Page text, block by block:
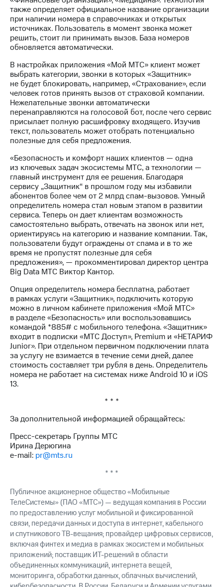
Корпоративное
управление
Корпоративный
секретарь
Раскрытие
информации
Информация
акционерам
Документы
ПАО
"МТС"
Собрания
акционеров
Личный
кабинет
акционера
Акционерный
капитал
Контроль
и
аудит
Рынок
акций
Описание
Программа
приобретения
Порядок
акций
Дивиденды
Рынок
облигаций
Описание
Еврооблигации-2023
Уведомление
о
погашении
Регистратор
Реквизиты
Контакты
развитие
этика
также определяет официальное название организации
при наличии номера в справочниках и открытых
источниках. Пользователь в момент звонка может
решить, стоит ли принимать вызов. База номеров
обновляется автоматически.
В настройках приложения «Мой МТС» клиент может
выбрать категории, звонки в которых «Защитник»
не будет блокировать, например, «Страхование», если
человек готов принять вызов от страховой компании.
Нежелательные звонки автоматически
перенаправляются на голосовой бот, после чего сервис
присылает полную расшифровку входящего. Изучив
текст, пользователь может отобрать потенциально
полезные для себя предложения.
«Безопасность и комфорт наших клиентов — одна
из ключевых задач экосистемы МТС, а технологии —
главный инструмент для ее решения. Благодаря
сервису „Защитник“ в прошлом году мы избавили
абонентов более чем от 2 млрд спам-вызовов. Умный
определитель номера стал новым этапом в развитии
сервиса. Теперь он дает клиентам возможность
самостоятельно выбрать, отвечать на звонок или нет,
ориентируясь на категорию и название компании. Так,
пользователи будут ограждены от спама и в то же
время не пропустят полезные для себя
предложения», — прокомментировал директор центра
Big Data МТС Виктор Кантор.
Опция определитель номера бесплатна, работает
в рамках услуги «Защитник», подключить которую
можно в личном кабинете приложения «Мой МТС»
в разделе «Безопасность» или воспользовавшись
командой *885# с мобильного телефона. «Защитник»
входит в подписки «МТС Доступ», Premium и «НЕТАРИФ
Junior». При отдельном первичном подключении плата
за услугу не взимается в течение семи дней, далее
стоимость составляет три рубля в день. Определитель
номера не работает на системах ниже Android 10 и iOS
13.
* * *
За дополнительной информацией обращайтесь:
Пресс-секретарь Группы МТС
Ирина Дерюгина
e-mail: pr@mts.ru
* * *
Публичное акционерное общество «Мобильные
ТелеСистемы» (ПАО «МТС») — ведущая компания в России
по предоставлению услуг мобильной и фиксированной
связи, передачи данных и доступа в интернет, кабельного
и спутникового ТВ-вещания; провайдер цифровых сервисов,
включая финтех и медиа в рамках экосистем и мобильных
приложений; поставщик ИТ-решений в области
объединенных коммуникаций, интернета вещей,
мониторинга, обработки данных, облачных вычислений,